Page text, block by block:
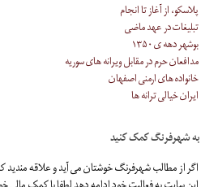
پلاسکو، از آغاز تا انجام
تبلیغات در عهد ماضی
بوشهر دهه ی ۱۳۵۰
مدافعان حرم در مقابل ویرانه های سوریه
خانواده های ارمنی اصفهان
ایران خیالی ترانه ها
به شهرفرنگ کمک کنید
اگر از مطالب شهرفرنگ خوشتان می آید و علاقه مندید